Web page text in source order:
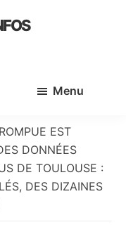
Menu
EST
DONNÉES
DE TOULOUSE :
DES DIZAINES